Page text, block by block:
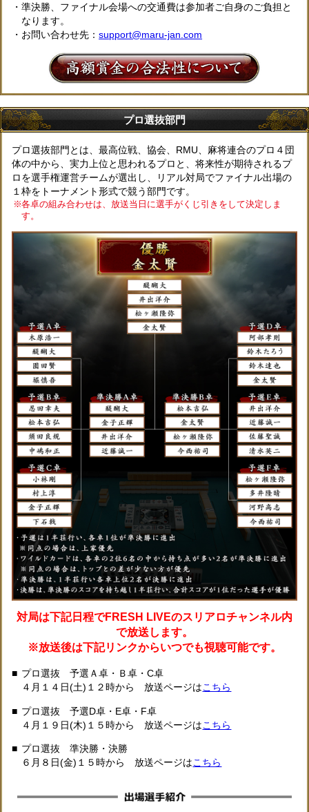
・準決勝、ファイナル会場への交通費は参加者ご自身のご負担と
なります。
・お問い合わせ先：support@maru-jan.com
プロ選抜部門
プロ選抜部門とは、最高位戦、協会、RMU、麻将連合のプロ４団
体の中から、実力上位と思われるプロと、将来性が期待されるプ
ロを選手権運営チームが選出し、リアル対局でファイナル出場の
１枠をトーナメント形式で競う部門です。
各卓の組み合わせは、放送当日に選手がくじ引きをして決定しま
す。
対局は下記日程でFRESH LIVEのスリアロチャンネル内
で放送します。
※放送後は下記リンクからいつでも視聴可能です。
プロ選抜 予選Ａ卓・Ｂ卓・C卓
４月１４日(土)１２時から 放送ページはこちら
プロ選抜 予選D卓・E卓・F卓
４月１９日(木)１５時から 放送ページはこちら
プロ選抜 準決勝・決勝
６月８日(金)１５時から 放送ページはこちら